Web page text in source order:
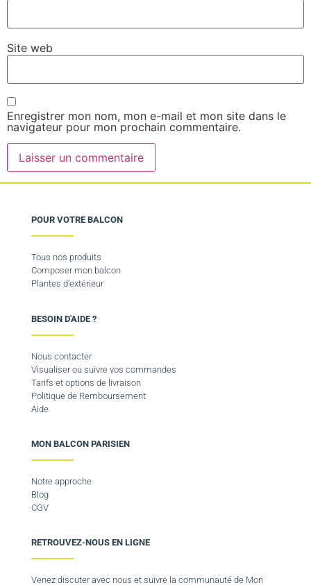
Site web
Enregistrer mon nom, mon e-mail et mon site dans le
navigateur pour mon prochain commentaire.
POUR VOTRE BALCON
Tous nos produits
Composer mon balcon
Plantes d’extérieur
BESOIN D'AIDE ?
Nous contacter
Visualiser ou suivre vos commandes
Tarifs et options de livraison
Politique de Remboursement
Aide
MON BALCON PARISIEN
Notre approche
Blog
CGV
RETROUVEZ-NOUS EN LIGNE
Venez discuter avec nous et suivre la communauté de Mon